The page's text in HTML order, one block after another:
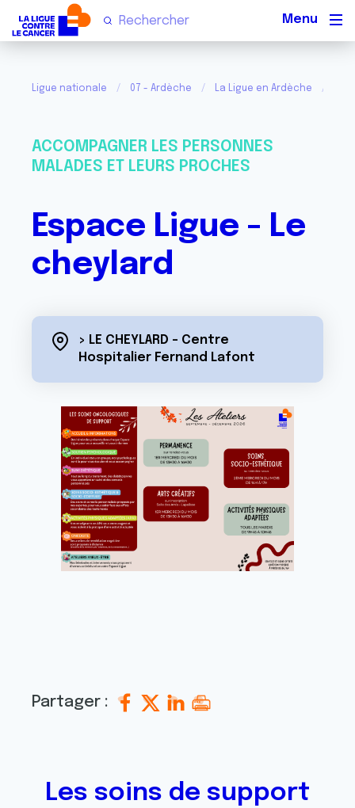
Ligue nationale 07 - Ardèche La Ligue en Ardèche
ACCOMPAGNER LES PERSONNES
MALADES ET LEURS PROCHES
Espace Ligue - Le
cheylard
> LE CHEYLARD - Centre
Hospitalier Fernand Lafont
Partager :
Les soins de support